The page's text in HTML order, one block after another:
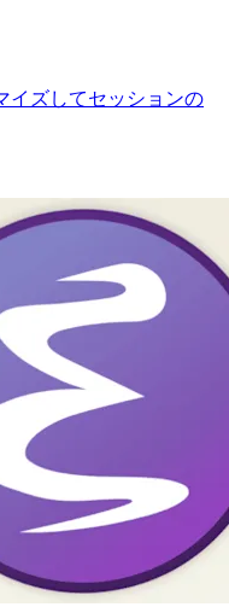
イズしてセッションの